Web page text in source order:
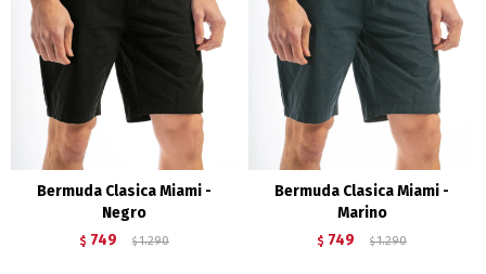
Bermuda Clasica Miami -
Negro
$ 749 $ 1.290
Bermuda Clasica Miami -
Marino
$ 749 $ 1.290